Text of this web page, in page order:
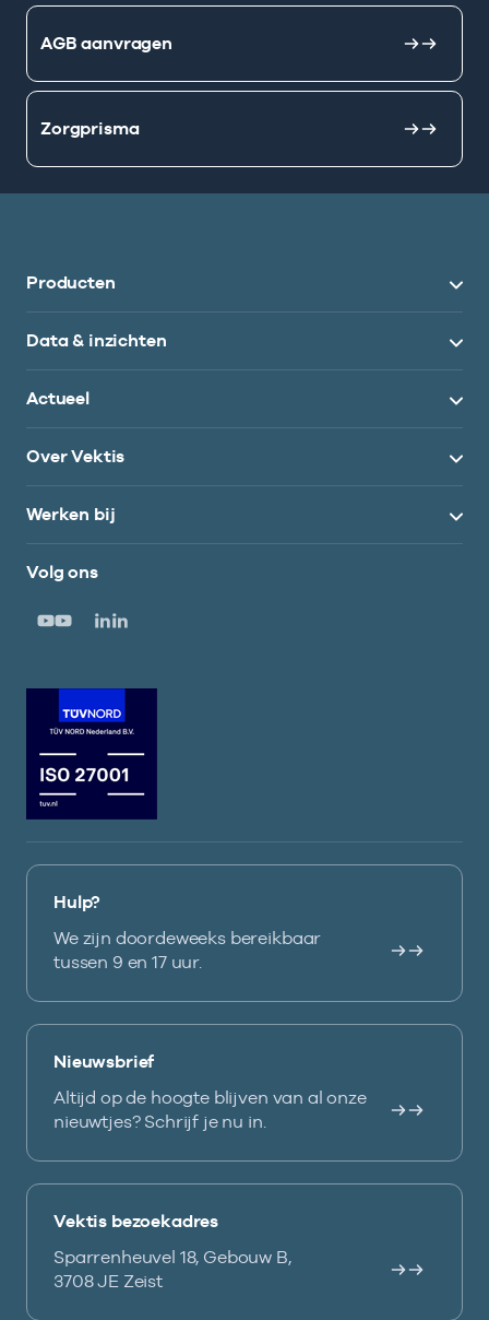
AGB aanvragen
Zorgprisma
Producten
Data & inzichten
Actueel
Over Vektis
Werken bij
Volg ons
Hulp?
We zijn doordeweeks bereikbaar
tussen 9 en 17 uur.
Nieuwsbrief
Altijd op de hoogte blijven van al onze
nieuwtjes? Schrijf je nu in.
Vektis bezoekadres
Sparrenheuvel 18, Gebouw B,
3708 JE Zeist